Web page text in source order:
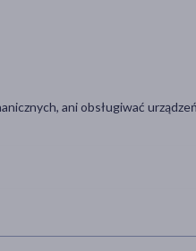
ani obsługiwać urządzeń